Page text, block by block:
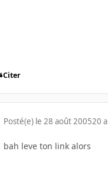
Citer
Posté(e) le 28 août 200520 a
bah leve ton link alors